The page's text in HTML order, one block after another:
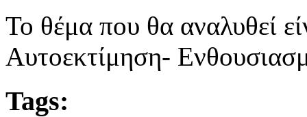
Το θέμα που θα αναλυθεί
Αυτοεκτίμηση-
Tags: